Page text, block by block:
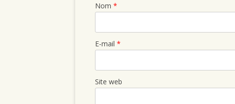
Nom *
E-mail *
Site web